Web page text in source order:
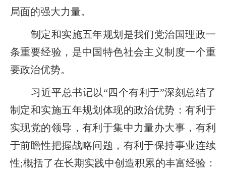
局面的强大力量。
制定和实施五年规划是我们党治国理政一
条重要经验，是中国特色社会主义制度一个重
要政治优势。
习近平总书记以“四个有利于”深刻总结了
制定和实施五年规划体现的政治优势：有利于
实现党的领导，有利于集中力量办大事，有利
于前瞻性把握战略问题，有利于保持事业连续
性;概括了在长期实践中创造积累的丰富经验：